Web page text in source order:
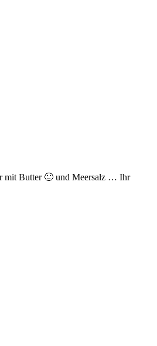
mit Butter 🙂 und Meersalz … Ihr